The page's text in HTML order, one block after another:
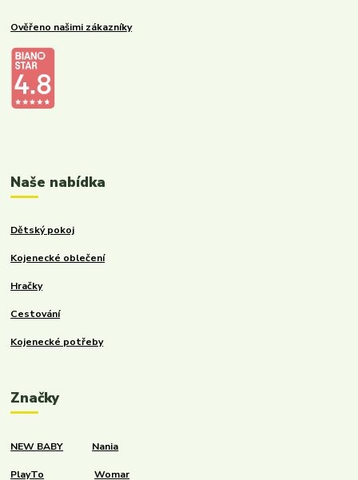
Ověřeno našimi zákazníky
Naše nabídka
Dětský pokoj
Kojenecké oblečení
Hračky
Cestování
Kojenecké potřeby
Značky
NEW BABY Nania
PlayTo Womar